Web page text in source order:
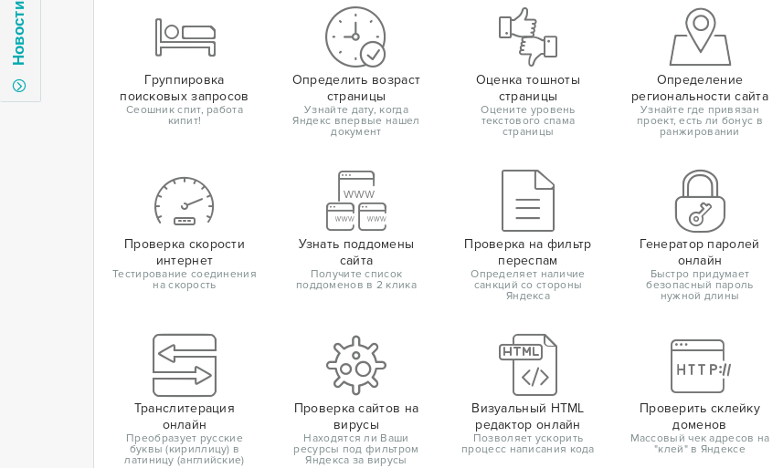
Новости
Группировка
поисковых запросов
Сеошник спит, работа
кипит!
Определить возраст
страницы
Узнайте дату, когда
Яндекс впервые нашел
документ
Оценка тошноты
страницы
Оцените уровень
текстового спама
страницы
Определение
региональности сайта
Узнайте где привязан
проект, есть ли бонус в
ранжировании
Проверка скорости
интернет
Тестирование соединения
на скорость
Узнать поддомены
сайта
Получите список
поддоменов в 2 клика
Проверка на фильтр
переспам
Определяет наличие
санкций со стороны
Яндекса
Генератор паролей
онлайн
Быстро придумает
безопасный пароль
нужной длины
Транслитерация
онлайн
Преобразует русские
буквы (кириллицу) в
латиницу (английские)
Проверка сайтов на
вирусы
Находятся ли Ваши
ресурсы под фильтром
Яндекса за вирусы
Визуальный HTML
редактор онлайн
Позволяет ускорить
процесс написания кода
Проверить склейку
доменов
Массовый чек адресов на
"клей" в Яндексе